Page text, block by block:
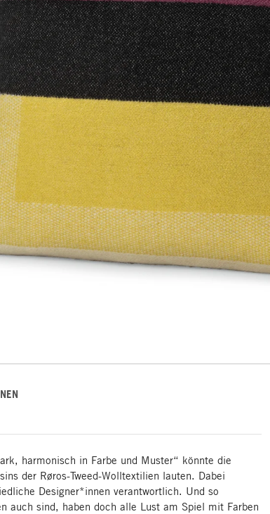
harmonisch in Farbe und Muster“ könnte die
der Røros-Tweed-Wolltextilien lauten. Dabei
Designer*innen verantwortlich. Und so
auch sind, haben doch alle Lust am Spiel mit Farben